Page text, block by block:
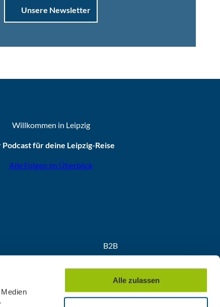
Alle zulassen
Unsere Newsletter
Willkommen in Leipzig
Podcast für deine Leipzig-Reise
Alle Folgen im Überblick
B2B
Medien
Convention